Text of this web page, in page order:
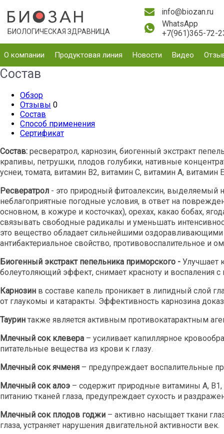
БИОЛОГИЧЕСКАЯ ЗДРАВНИЦА
info@biozan.ru
WhatsApp
+7(961)365-72-
О компании Продуктовая линия Новости Видео
Состав
Обзор
Отзывы 0
Состав
Способ применения
Сертификат
Состав: ресвератрол, карнозин, биогенный экстракт
крапивы, петрушки, плодов голубики, нативные
уснеи, томата, витамин В2, витамин С, витамин А, витамин
Ресвератрол - это природный фитоалексин, выделяемый
неблагоприятные погодные условия, в ответ на
основном, в кожуре и косточках), орехах, какао бобах,
связывать свободные радикалы и уменьшать
это вещество обладает сильнейшими
антибактериальное свойство, противовоспалительное и
Биогенный экстракт пепельника приморского - Улучшает
болеутоляющий эффект, снимает красноту и воспаления с
Карнозин в составе капель проникает в липидный слой
от глаукомы и катаракты. Эффективность карнозина
Таурин также является активным противокатарактным
Млечный сок клевера – усиливает капиллярное
питательные вещества из крови к глазу.
Млечный сок ячменя – предупреждает воспалительные
Млечный сок алоэ – содержит природные витамины А, В1,
питанию тканей глаза, предупреждает сухость и
Млечный сок плодов годжи – активно насыщает ткани
глаза, устраняет нарушения двигательной активности век.